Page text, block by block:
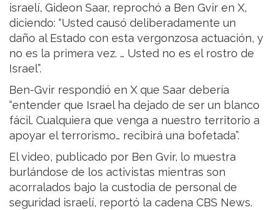
israelí, Gideon Saar, reprochó a Ben Gvir en X,
diciendo: “Usted causó deliberadamente un
daño al Estado con esta vergonzosa actuación, y
no es la primera vez. … Usted no es el rostro de
Israel”.
Ben-Gvir respondió en X que Saar debería
“entender que Israel ha dejado de ser un blanco
fácil. Cualquiera que venga a nuestro territorio a
apoyar el terrorismo… recibirá una bofetada”.
El video, publicado por Ben Gvir, lo muestra
burlándose de los activistas mientras son
acorralados bajo la custodia de personal de
seguridad israelí, reportó la cadena CBS News.